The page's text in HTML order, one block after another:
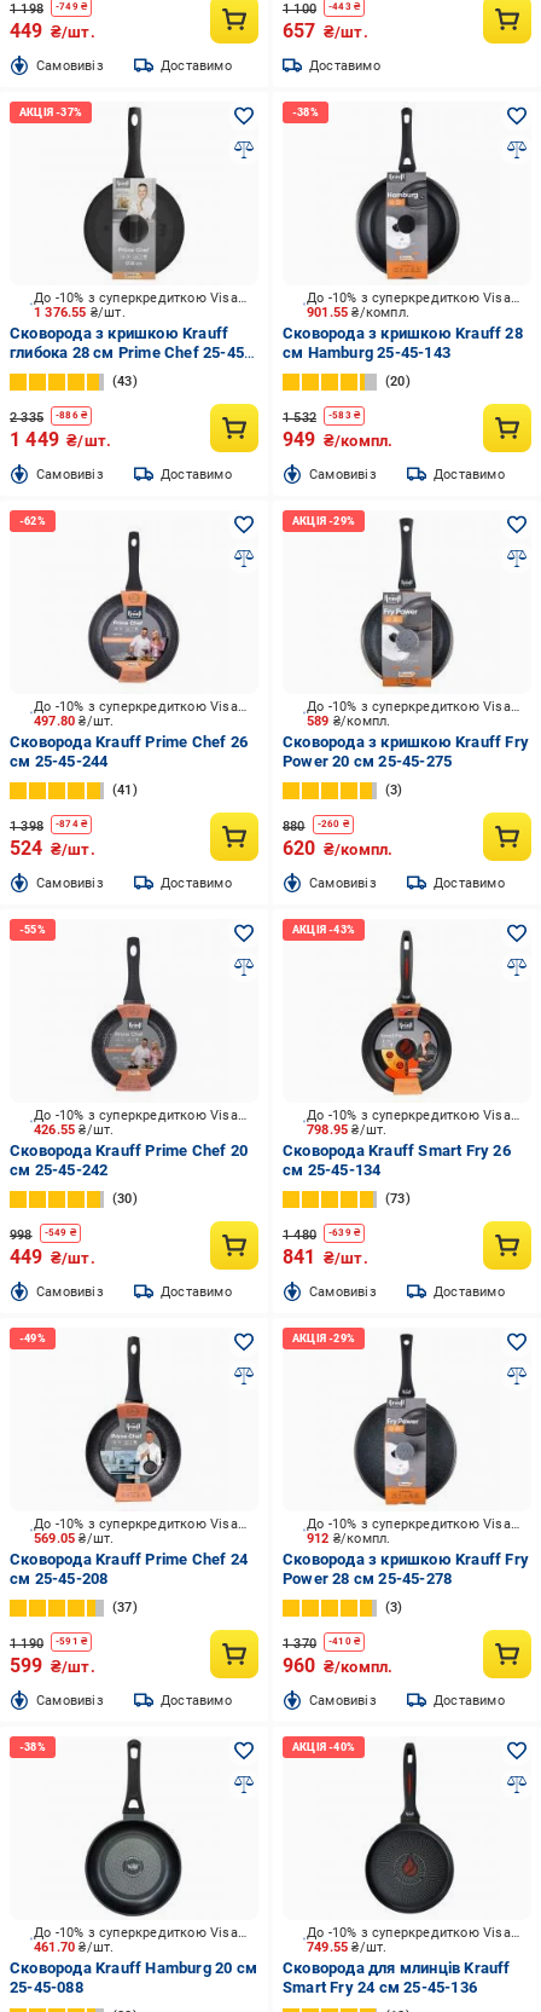
1 198 -749₴
449 ₴/шт.
Cамовивіз Доставимо
1 100 -443₴
657 ₴/шт.
Доставимо
1 376.55 ₴/шт.
До -10% з суперкредиткою Visa Вигода
Сковорода з кришкою Krauff
глибока 28 см Prime Chef 25-45-
225
43
2 335 -886₴
1 449 ₴/шт.
Cамовивіз Доставимо
901.55₴/компл.
До -10% з суперкредиткою Visa Вигода
Сковорода з кришкою Krauff 28
см Hamburg 25-45-143
20
1 532 -583₴
949 ₴/компл.
Cамовивіз Доставимо
497.80₴/шт.
До -10% з суперкредиткою Visa Вигода
Сковорода Krauff Prime Chef 26
см 25-45-244
41
1 398 -874₴
524 ₴/шт.
Cамовивіз Доставимо
589 ₴/компл.
До -10% з суперкредиткою Visa Вигода
Сковорода з кришкою Krauff Fry
Power 20 см 25-45-275
3
880 -260 ₴
620 ₴/компл.
Cамовивіз Доставимо
426.55₴/шт.
До -10% з суперкредиткою Visa Вигода
Сковорода Krauff Prime Chef 20
см 25-45-242
30
998 -549 ₴
449 ₴/шт.
Cамовивіз Доставимо
798.95₴/шт.
До -10% з суперкредиткою Visa Вигода
Сковорода Krauff Smart Fry 26
см 25-45-134
73
1 480 -639₴
841 ₴/шт.
Cамовивіз Доставимо
569.05₴/шт.
До -10% з суперкредиткою Visa Вигода
Сковорода Krauff Prime Chef 24
см 25-45-208
37
1 190 -591 ₴
599 ₴/шт.
Cамовивіз Доставимо
912 ₴/компл.
До -10% з суперкредиткою Visa Вигода
Сковорода з кришкою Krauff Fry
Power 28 см 25-45-278
3
1 370 -410₴
960 ₴/компл.
Cамовивіз Доставимо
461.70₴/шт.
До -10% з суперкредиткою Visa Вигода
Сковорода Krauff Hamburg 20 см
25-45-088
749.55₴/шт.
До -10% з суперкредиткою Visa Вигода
Сковорода для млинців Krauff
Smart Fry 24 см 25-45-136